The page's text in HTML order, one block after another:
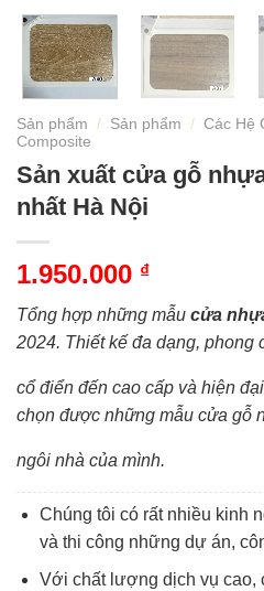
Sản phẩm / Sản phẩm / Các Hệ
Composite
Sản xuất cửa gỗ
nhất Hà Nội
1.950.000 ₫
Tổng hợp những mẫu cửa
2024. Thiết kế đa dạng, phong
cổ điển đến cao cấp và hiện
chọn được những mẫu cửa gỗ
ngôi nhà của mình.
Chúng tôi có rất nhiều kinh
và thi công những dự án,
Với chất lượng dịch vụ cao,